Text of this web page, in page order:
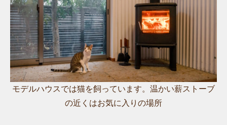
モデルハウスでは猫を飼っています。温かい薪ストーブ
の近くはお気に入りの場所